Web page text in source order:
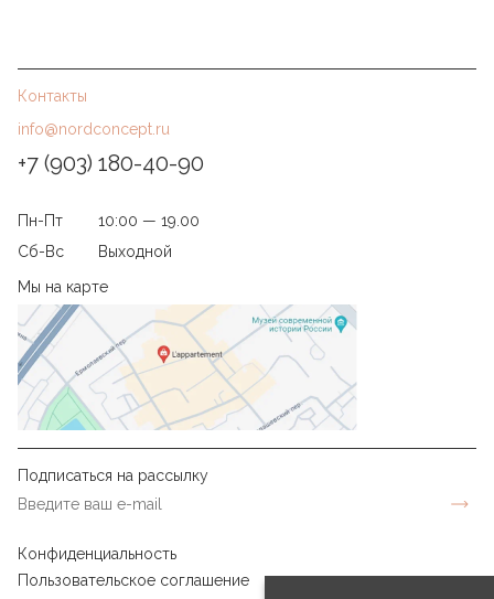
Контакты
info@nordconcept.ru
+7 (903) 180-40-90
Пн-Пт
10:00 — 19.00
Сб-Вс
Выходной
Мы на карте
Подписаться на рассылку
Конфиденциальность
Пользовательское соглашение